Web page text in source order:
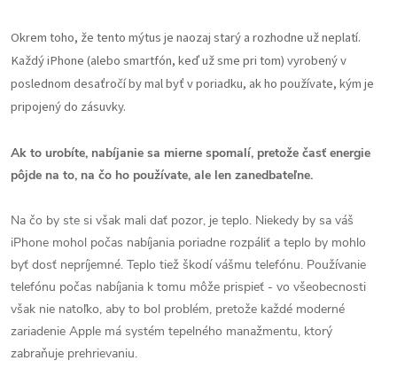
Okrem toho, že tento mýtus je naozaj starý a rozhodne už neplatí.
Každý iPhone (alebo smartfón, keď už sme pri tom) vyrobený v
poslednom desaťročí by mal byť v poriadku, ak ho používate, kým je
pripojený do zásuvky.
Ak to urobíte, nabíjanie sa mierne spomalí, pretože časť energie
pôjde na to, na čo ho používate, ale len zanedbateľne.
Na čo by ste si však mali dať pozor, je teplo. Niekedy by sa váš
iPhone mohol počas nabíjania poriadne rozpáliť a teplo by mohlo
byť dosť nepríjemné. Teplo tiež škodí vášmu telefónu. Používanie
telefónu počas nabíjania k tomu môže prispieť - vo všeobecnosti
však nie natoľko, aby to bol problém, pretože každé moderné
zariadenie Apple má systém tepelného manažmentu, ktorý
zabraňuje prehrievaniu.